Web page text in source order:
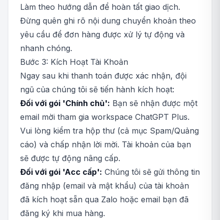
Làm theo hướng dẫn để hoàn tất giao dịch.
Đừng quên ghi rõ nội dung chuyển khoản theo
yêu cầu để đơn hàng được xử lý tự động và
nhanh chóng.
Bước 3: Kích Hoạt Tài Khoản
Ngay sau khi thanh toán được xác nhận, đội
ngũ của chúng tôi sẽ tiến hành kích hoạt:
Đối với gói 'Chính chủ': Bạn sẽ nhận được một
email mời tham gia workspace ChatGPT Plus.
Vui lòng kiểm tra hộp thư (cả mục Spam/Quảng
cáo) và chấp nhận lời mời. Tài khoản của bạn
sẽ được tự động nâng cấp.
Đối với gói 'Acc cấp': Chúng tôi sẽ gửi thông tin
đăng nhập (email và mật khẩu) của tài khoản
đã kích hoạt sẵn qua Zalo hoặc email bạn đã
đăng ký khi mua hàng.